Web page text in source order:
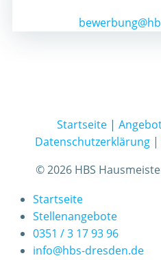
Startseite |
Datenschutzerklärung|
© 2026 HBS
Startseite
Stellenangebote
0351 / 3 17 93 96
info@hbs-dresden.de